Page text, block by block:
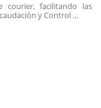
courier, facilitando las
y Control ...